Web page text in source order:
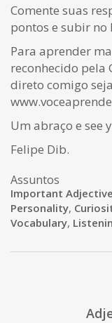
Comente suas
pontos e subir no
Para aprender
reconhecido pela
direto comigo
Um abraço e see
Felipe Dib.
Assuntos
Important
Personality,
Vocabulary,